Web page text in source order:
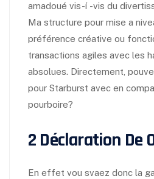
amadoué vis-í -vis du
Ma structure pour mise a
préférence créative ou
transactions agiles avec les
absolues. Directement,
pour Starburst avec en
pourboire?
2 Déclaration De
En effet vou svaez donc la